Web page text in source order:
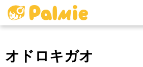
オドロキガオ